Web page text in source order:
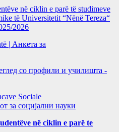
në ciklin e parë të studimeve
të Universitetit “Nënë Tereza“
2026
| Анкета за
со профили и училишта -
Sociale
социјални науки
në ciklin e parë te